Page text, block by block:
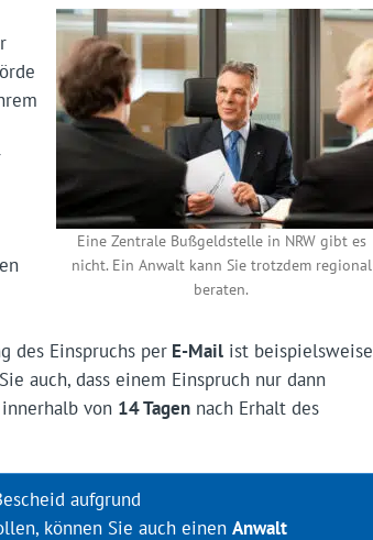
Eine Zentrale Bußgeldstelle in NRW gibt es
nicht. Ein Anwalt kann Sie trotzdem regional
beraten.
des Einspruchs perE-Mailist beispielsweise
auch, dass einem Einspruch nur dann
von 14 Tagennach Erhalt des
aufgrund
können Sie auch einen Anwalt